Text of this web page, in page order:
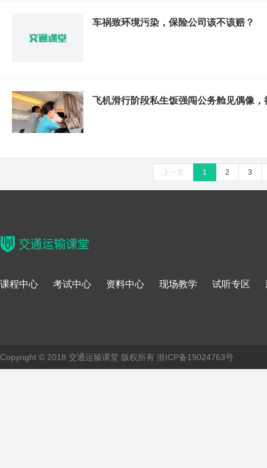
车祸致环境污染，保险公司该不该赔？
飞机滑行阶段私生饭强闯公务舱见偶像，
上一页 1 2 3
课程中心 考试中心 资料中心 现场教学 试听专区
Copyright © 2018 交通运输课堂 版权所有 浙ICP备19024763号